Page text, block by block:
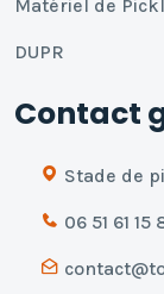
Matériel de
DUPR
Contact
Stade de
06 51 61 15